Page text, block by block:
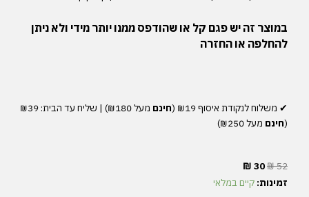
במוצר זה יש פגם קל או שהודפס ממנו יותר מידי ולא ניתן
להחלפה או החזרה
✔︎ משלוחלנקודת איסוף חינם מעל שליח עד הבית : ₪39
(חינם מעל
₪52
המחיר
המקורי
₪ 30
הנוכחי
זמינות: קיים במלאי
כמות